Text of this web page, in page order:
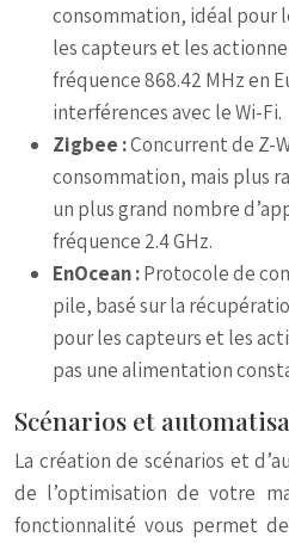
consommation, idéal pour
les capteurs et les
fréquence 868.42 MHz en
interférences avec le Wi-Fi.
Zigbee :Concurrent de Z-
consommation, mais plus
un plus grand nombre
fréquence 2.4 GHz.
EnOcean :Protocole de
pile, basé sur la
pour les capteurs et les
pas une alimentation
Scénarios et
La création de scénarios et
de l’optimisation de votre
fonctionnalité vous permet